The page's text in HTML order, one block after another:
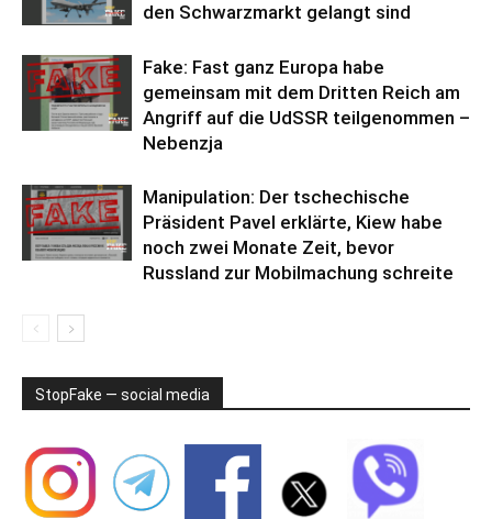
den Schwarzmarkt gelangt sind
Fake: Fast ganz Europa habe
gemeinsam mit dem Dritten Reich am
Angriff auf die UdSSR teilgenommen –
Nebenzja
Manipulation: Der tschechische
Präsident Pavel erklärte, Kiew habe
noch zwei Monate Zeit, bevor
Russland zur Mobilmachung schreite
StopFake — social media